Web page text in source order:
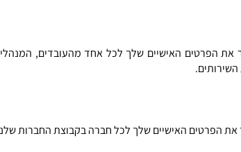
את הפרטים האישיים שלך לכל אחד מהעובדים,
.
את הפרטים האישיים שלך לכל חברה בקבוצת החברות